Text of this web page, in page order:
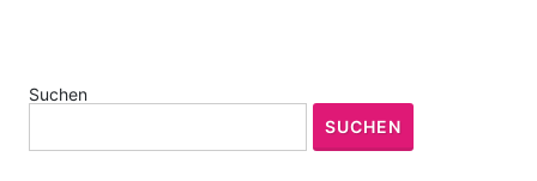
Suchen
SUCHEN